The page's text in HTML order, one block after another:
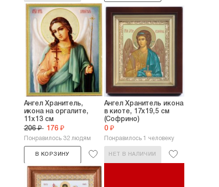
Ангел Хранитель,
икона на оргалите,
11х13 см
206 ₽ 176 ₽
Понравилось 32 людям
В КОРЗИНУ
Ангел Хранитель икона
в киоте, 17х19,5 см
(Софрино)
0 ₽
Понравилось 1 человеку
НЕТ В НАЛИЧИИ